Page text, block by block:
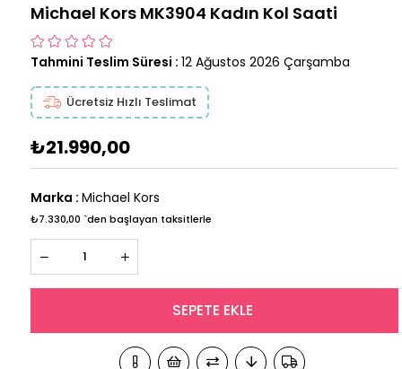
Michael Kors MK3904 Kadın Kol Saati
Tahmini Teslim Süresi : 12 Ağustos 2026 Çarşamba
Ücretsiz Hızlı Teslimat
₺21.990,00
Marka : Michael Kors
₺7.330,00 `den başlayan taksitlerle